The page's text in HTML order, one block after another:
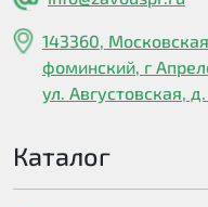
143360,
фоминский, г
ул. Августовская,
Каталог